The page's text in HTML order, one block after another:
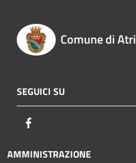
Comune di Atri
SEGUICI SU
AMMINISTRAZIONE